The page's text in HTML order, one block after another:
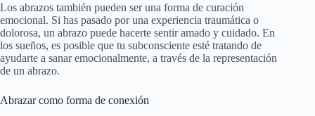
Los abrazos también pueden ser una forma de curación
emocional. Si has pasado por una experiencia traumática o
dolorosa, un abrazo puede hacerte sentir amado y cuidado. En
los sueños, es posible que tu subconsciente esté tratando de
ayudarte a sanar emocionalmente, a través de la representación
de un abrazo.
Abrazar como forma de conexión